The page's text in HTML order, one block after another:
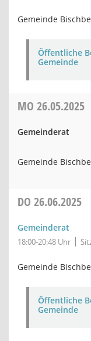
Gemeinde
Öffentliche
Gemeinde
MO 26.05.2025
Gemeinderat
Gemeinde
DO 26.06.2025
Gemeinderat
18:00-20:48 Uhr
Gemeinde
Öffentliche
Gemeinde